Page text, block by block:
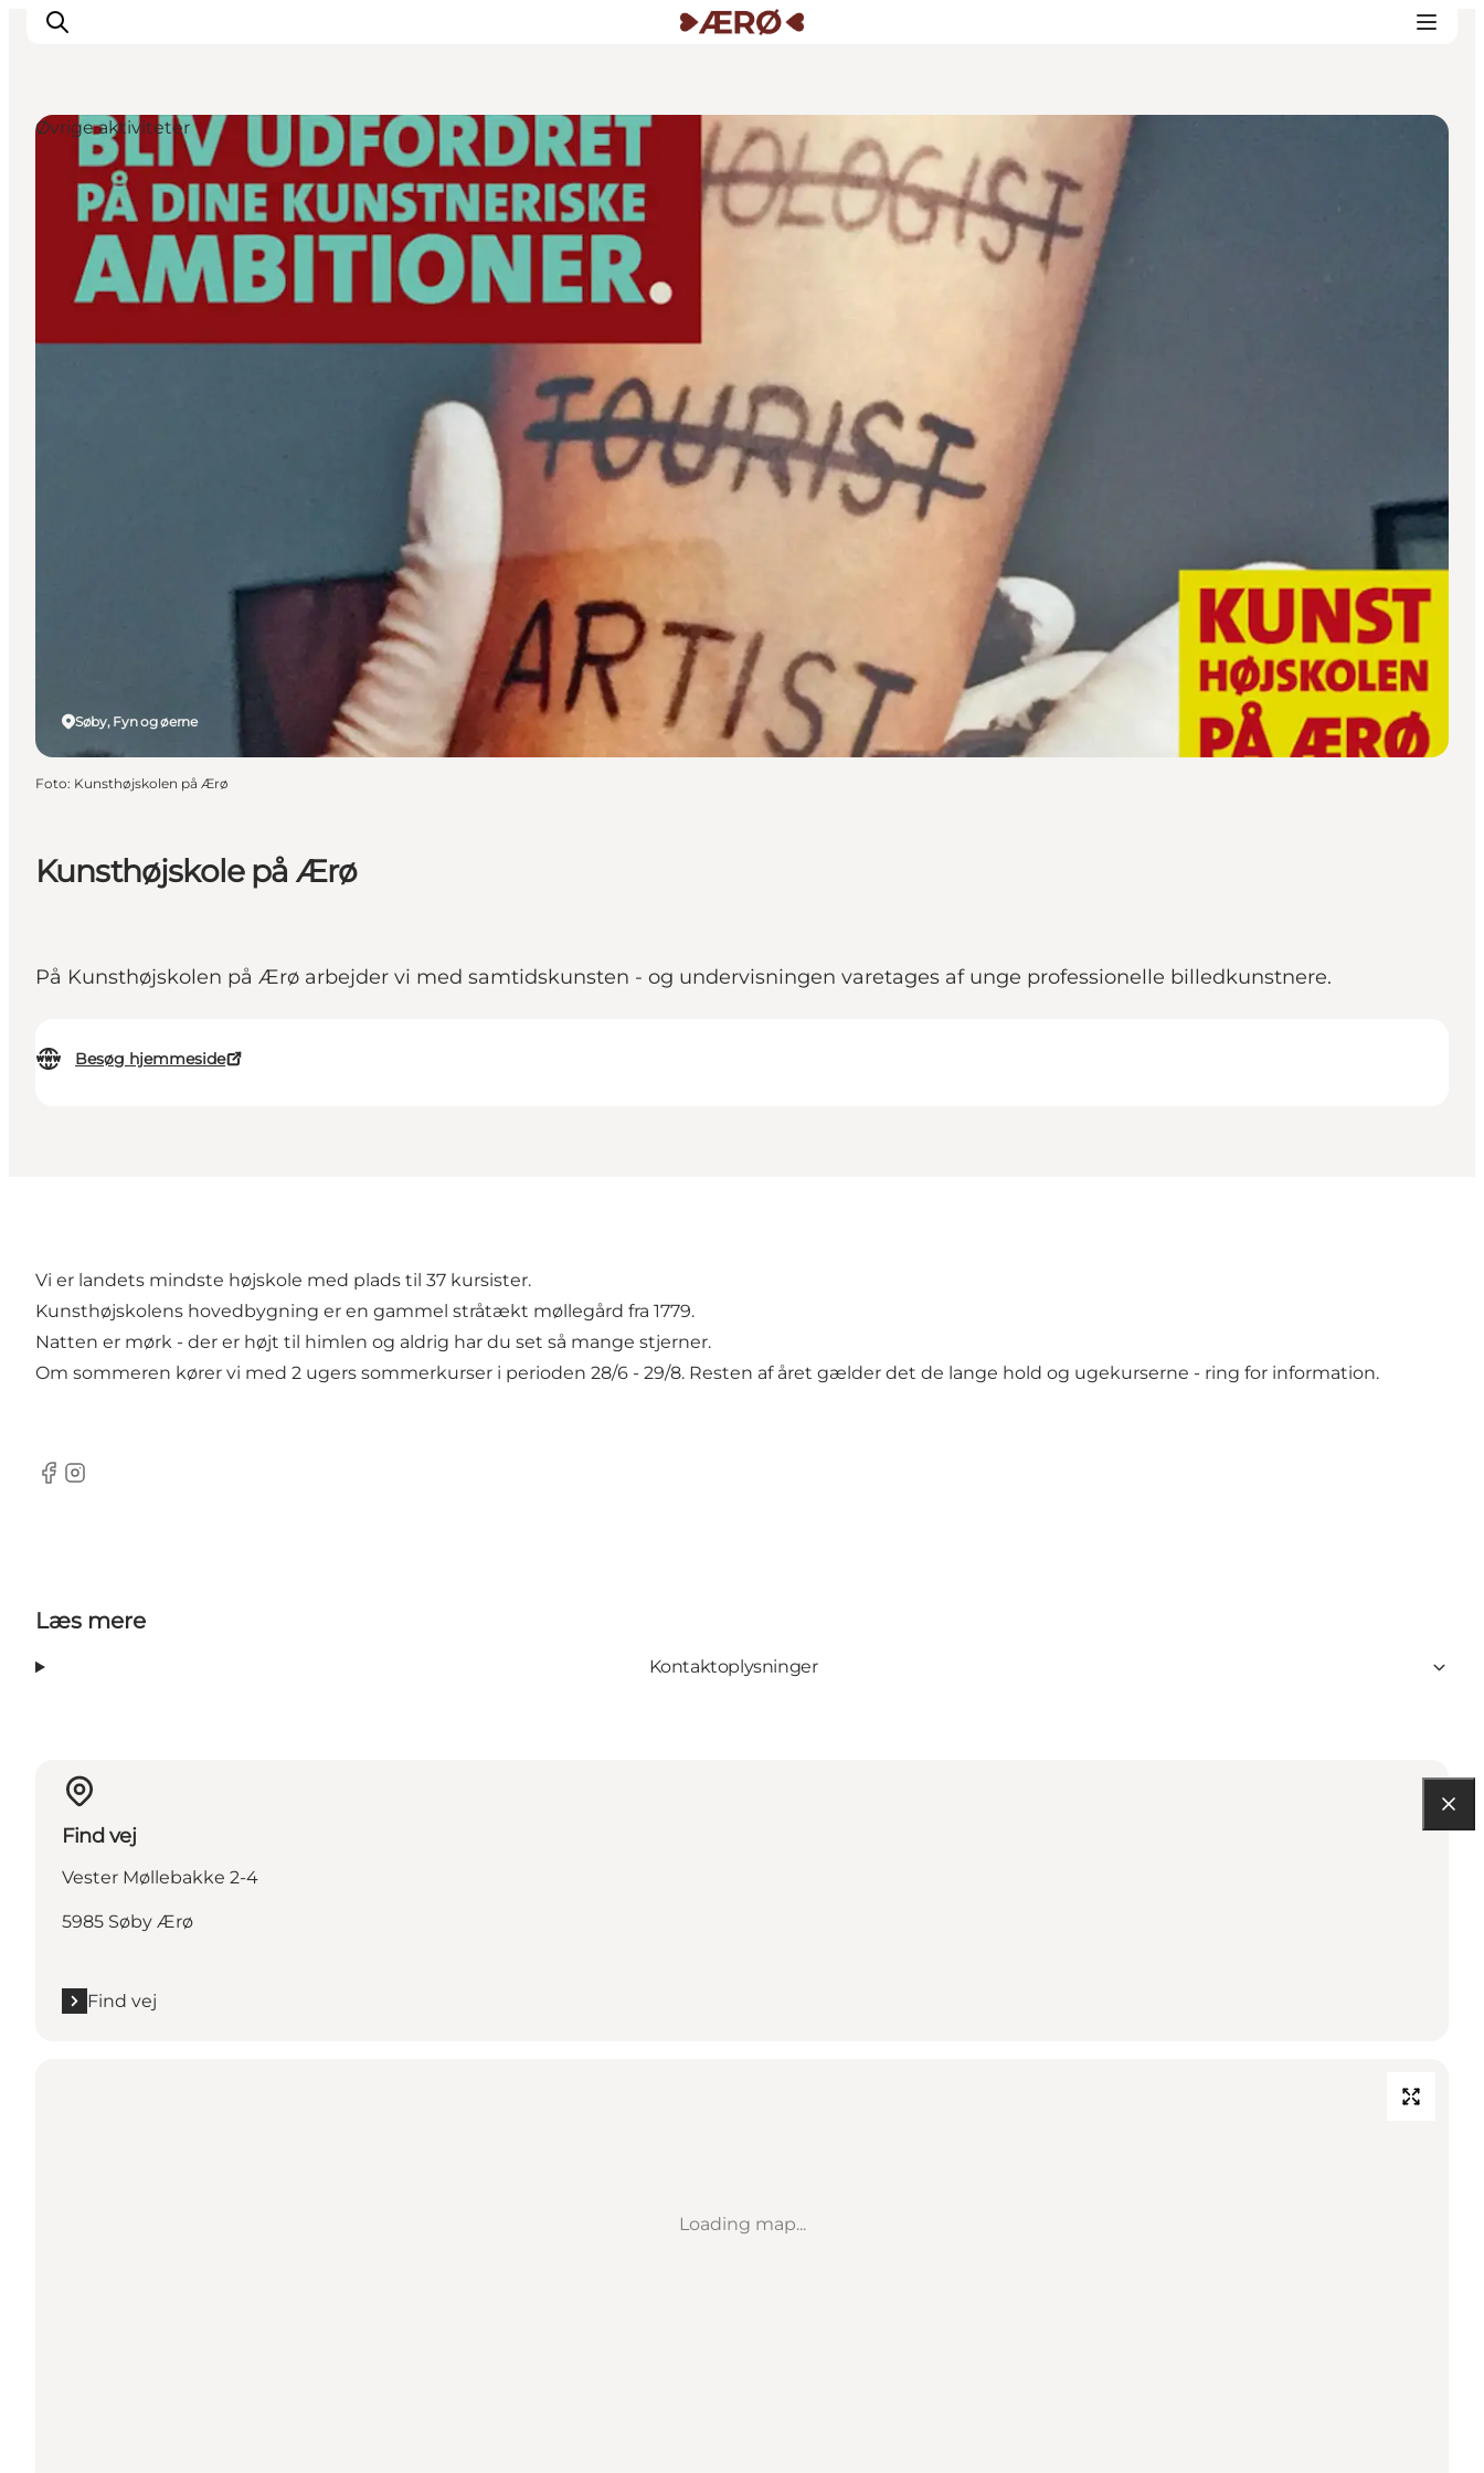
Overnatning
Spisesteder
Oplevelser
Events
Planlæg ferien
Kunsthøjskole på Ærø
På Kunsthøjskolen på Ærø arbejder vi med samtidskunsten - og undervisningen varetages af unge professionelle billedkunstnere.
Besøg hjemmeside
Søby, Fyn og øerne
Øvrige aktiviteter
Foto: Kunsthøjskolen på Ærø
Vi er landets mindste højskole med plads til 37 kursister.
Kunsthøjskolens hovedbygning er en gammel stråtækt møllegård fra 1779.
Natten er mørk - der er højt til himlen og aldrig har du set så mange stjerner.
Om sommeren kører vi med 2 ugers sommerkurser i perioden 28/6 - 29/8. Resten af året gælder det de lange hold og ugekurserne - ring for information.
Facebook
Instagram
Læs mere
Kontaktoplysninger
Find vej
Vester Møllebakke 2-4
5985 Søby Ærø
Find vej
Loading map...